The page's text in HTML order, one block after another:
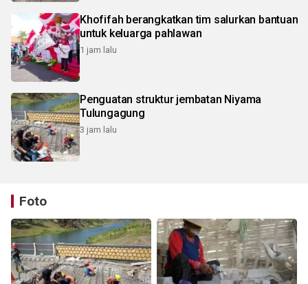
Khofifah berangkatkan tim salurkan bantuan
untuk keluarga pahlawan
1 jam lalu
Penguatan struktur jembatan Niyama
Tulungagung
3 jam lalu
Foto